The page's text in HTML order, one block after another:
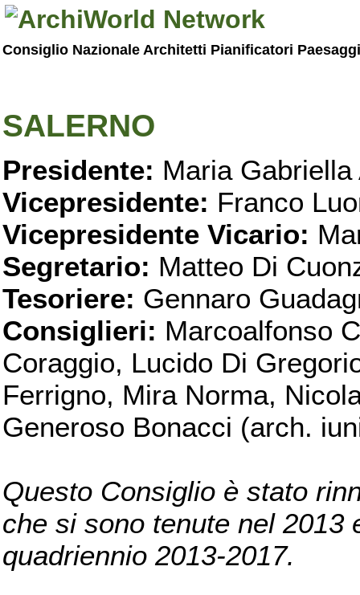
Consiglio Nazionale Architetti Pianificatori
SALERNO
Presidente: Maria Gabriella
Vicepresidente: Franco
Vicepresidente Vicario:
Segretario: Matteo Di
Tesoriere: Gennaro
Consiglieri: Marcoalfonso
Coraggio, Lucido Di
Ferrigno, Mira Norma,
Generoso Bonacci (arch.
Questo Consiglio è stato
che si sono tenute nel 2013
quadriennio 2013-2017.